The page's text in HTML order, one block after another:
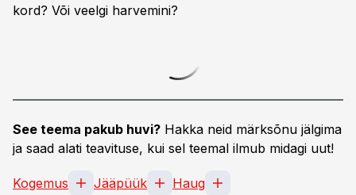
kord? Või veelgi harvemini?
See teema pakub huvi? Hakka neid märksõnu jälgima
ja saad alati teavituse, kui sel teemal ilmub midagi uut!
Kogemus Jääpüük Haug